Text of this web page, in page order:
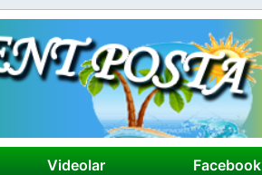
Videolar Facebook